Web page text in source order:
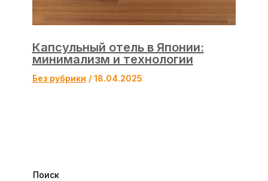
Капсульный отель в Японии:
минимализм и технологии
Без рубрики / 18.04.2025
Поиск